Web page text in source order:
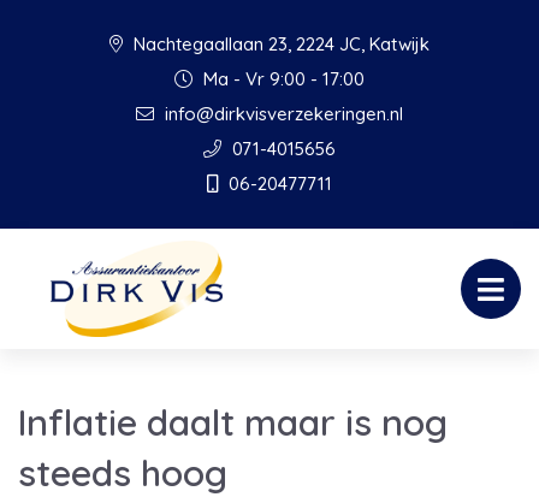
Nachtegaallaan 23, 2224 JC, Katwijk
Ma - Vr 9:00 - 17:00
info@dirkvisverzekeringen.nl
071-4015656
06-20477711
Inflatie daalt maar is nog
steeds hoog